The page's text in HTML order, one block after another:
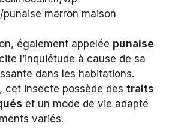
également appelée punaise
l’inquiétude à cause de sa
dans les habitations.
cet insecte possède des traits
et un mode de vie adapté
variés.